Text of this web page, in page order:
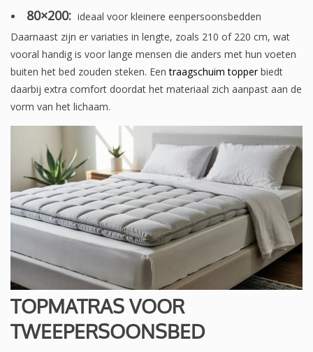
80×200: ideaal voor kleinere eenpersoonsbedden
Daarnaast zijn er variaties in lengte, zoals 210 of 220 cm, wat
vooral handig is voor lange mensen die anders met hun voeten
buiten het bed zouden steken. Eentraagschuim topperbiedt
daarbij extra comfort doordat het materiaal zich aanpast aan de
vorm van het lichaam.
TOPMATRAS VOOR
TWEEPERSOONSBED